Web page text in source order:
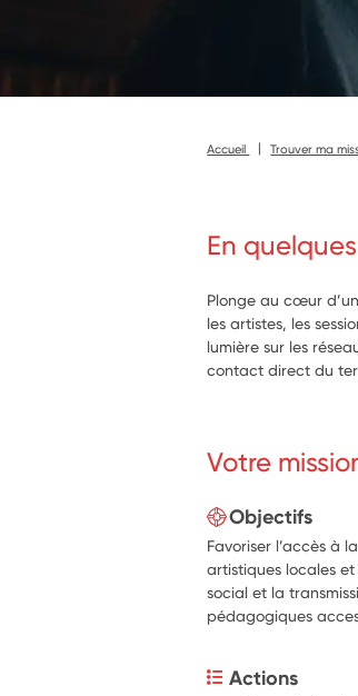
Accueil Trouver ma
En
Plonge au cœur
les artistes, les
lumière sur les
contact direct du
Votre
Objectifs
Favoriser l’accès à
artistiques locales
social et la
pédagogiques
Actions